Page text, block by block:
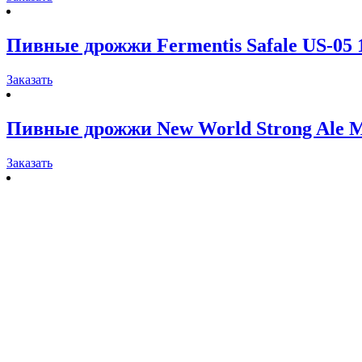
Пивные дрожжи Fermentis Safale US-05
Заказать
Пивные дрожжи New World Strong Ale
Заказать